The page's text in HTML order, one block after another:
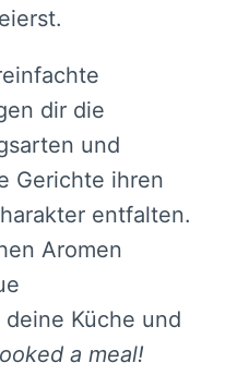
dir die
und
Gerichte ihren
entfalten.
Aromen
Küche und
a meal!